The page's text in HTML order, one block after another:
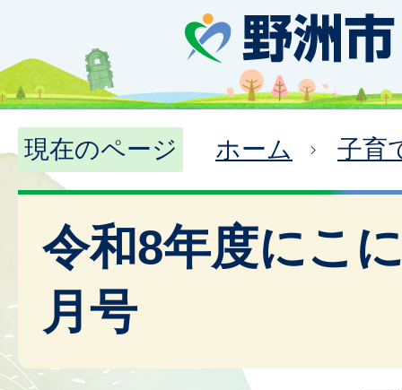
現在のページ ホーム 子育
令和8年度にこ
月号